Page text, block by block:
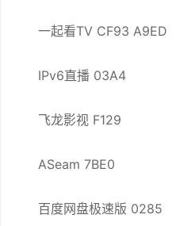
一起看TV CF93 A9ED
IPv6直播 03A4
飞龙影视 F129
ASeam 7BE0
百度网盘极速版 0285